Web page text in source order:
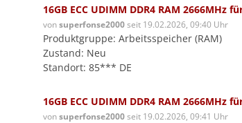
16GB ECC UDIMM DDR4 RAM 2666MHz
vonsuperfonse2000seit 19.02.2026, 09:40 Uhr
Produktgruppe: Arbeitsspeicher (RAM)
Zustand: Neu
Standort: 85*** DE
16GB ECC UDIMM DDR4 RAM 2666MHz
vonsuperfonse2000seit 19.02.2026, 09:41 Uhr